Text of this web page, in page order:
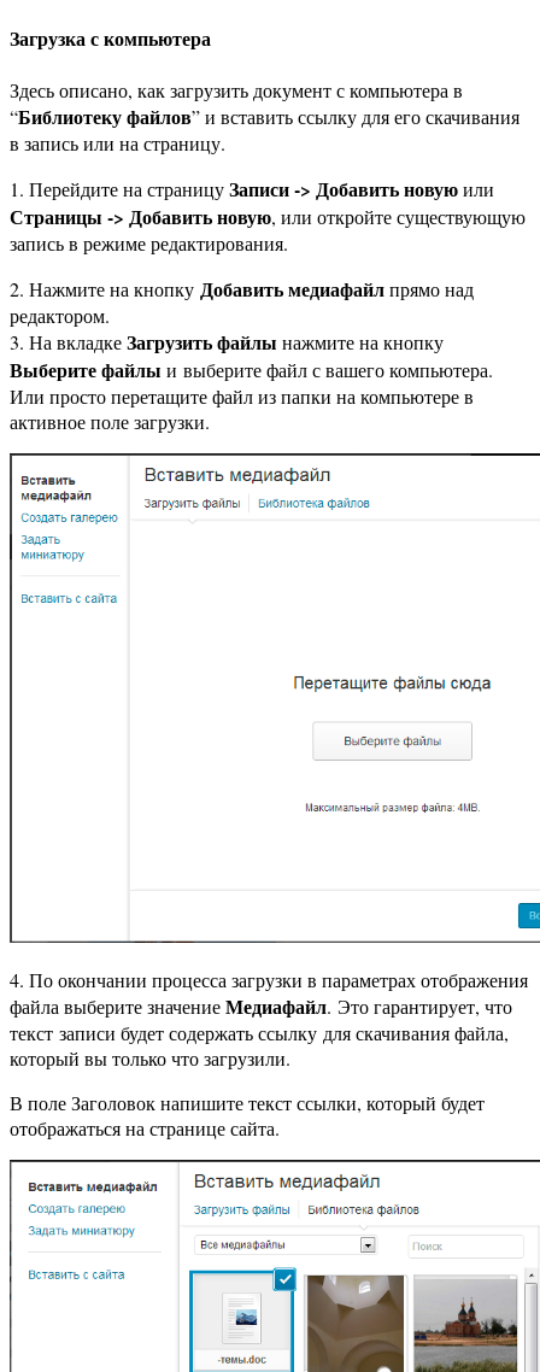
Загрузка с компьютера
Здесь описано, как загрузить документ с компьютера в
“Библиотеку файлов” и вставить ссылку для его скачивания
в запись или на страницу.
1. Перейдите на страницуЗаписи -> Добавить новуюили
Страницы -> Добавить новую, или откройте существующую
запись в режиме редактирования.
2. Нажмите на кнопку Добавить медиафайлпрямо над
редактором.
3. На вкладкеЗагрузить файлы нажмите на кнопку
Выберите файлы и выберите файл с вашего компьютера.
Или просто перетащите файл из папки на компьютере в
активное поле загрузки.
4. По окончании процесса загрузки в параметрах отображения
файла выберите значениеМедиафайл. Это гарантирует, что
текст записи будет содержать ссылку для скачивания файла,
который вы только что загрузили.
В поле Заголовок напишите текст ссылки, который будет
отображаться на странице сайта.